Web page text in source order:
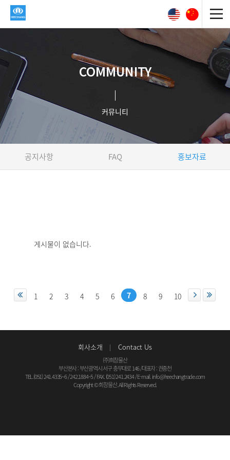
COMMUNITY
커뮤니티
공지사항 FAQ 홍보자료
게시물이 없습니다.
1 2 3 4 5 6 7 8 9 10
회사소개 Contact Us
(주)희창물산
부산본사 : 부산광역시 서구 충무대로 146/대표자 : 권중천
TEL.(051) 241.4335~6 / 242.1884~5 / FAX. (051) 241.2434 / E-mail.info@heechangtrade.com
Copyright © 희창물산. All Rights Reserved.